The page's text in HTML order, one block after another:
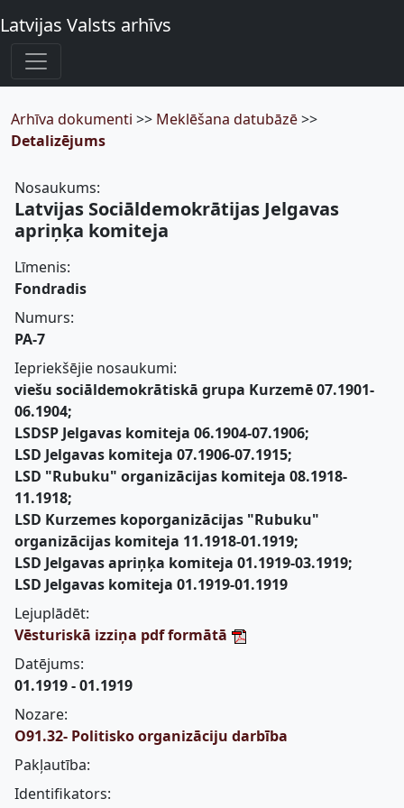
Latvijas Valsts arhīvs
Arhīva dokumenti >> Meklēšana datubāzē>>
Detalizējums
Nosaukums:
Latvijas Sociāldemokrātijas Jelgavas
apriņķa komiteja
Līmenis:
Fondradis
Numurs:
PA-7
Iepriekšējie nosaukumi:
viešu sociāldemokrātiskā grupa Kurzemē 07.1901-
06.1904;
LSDSP Jelgavas komiteja 06.1904-07.1906;
LSD Jelgavas komiteja 07.1906-07.1915;
LSD "Rubuku" organizācijas komiteja 08.1918-
11.1918;
LSD Kurzemes koporganizācijas "Rubuku"
organizācijas komiteja 11.1918-01.1919;
LSD Jelgavas apriņķa komiteja 01.1919-03.1919;
LSD Jelgavas komiteja 01.1919-01.1919
Lejuplādēt:
Vēsturiskā izziņa pdf formātā
Datējums:
01.1919 - 01.1919
Nozare:
O91.32- Politisko organizāciju darbība
Pakļautība:
Identifikators: